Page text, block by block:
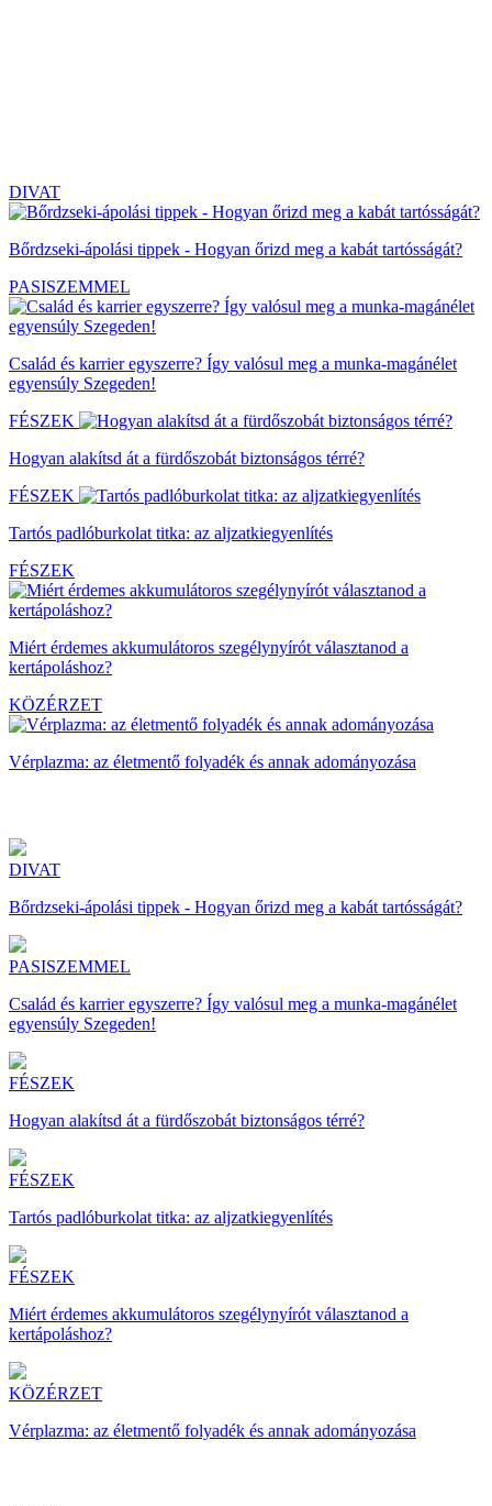
DIVAT
Bőrdzseki-ápolási tippek - Hogyan őrizd meg a kabát tartósságát?
PASISZEMMEL
Család és karrier egyszerre? Így valósul meg a munka-magánélet
egyensúly Szegeden!
FÉSZEK
Hogyan alakítsd át a fürdőszobát biztonságos térré?
FÉSZEK
Tartós padlóburkolat titka: az aljzatkiegyenlítés
FÉSZEK
Miért érdemes akkumulátoros szegélynyírót választanod a
kertápoláshoz?
KÖZÉRZET
Vérplazma: az életmentő folyadék és annak adományozása
DIVAT
Bőrdzseki-ápolási tippek - Hogyan őrizd meg a kabát tartósságát?
PASISZEMMEL
Család és karrier egyszerre? Így valósul meg a munka-magánélet
egyensúly Szegeden!
FÉSZEK
Hogyan alakítsd át a fürdőszobát biztonságos térré?
FÉSZEK
Tartós padlóburkolat titka: az aljzatkiegyenlítés
FÉSZEK
Miért érdemes akkumulátoros szegélynyírót választanod a
kertápoláshoz?
KÖZÉRZET
Vérplazma: az életmentő folyadék és annak adományozása